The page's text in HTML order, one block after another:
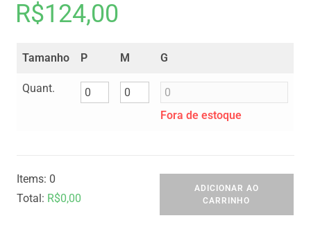
R$124,00
Tamanho P M G
Quant.
Fora de estoque
Items: 0
Total: R$0,00
ADICIONAR AO
CARRINHO